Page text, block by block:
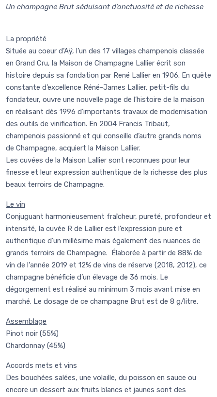
Un champagne Brut séduisant d’onctuosité et de richesse
La propriété
Située au coeur d’Aÿ, l’un des 17 villages champenois classée
en Grand Cru, la Maison de Champagne Lallier écrit son
histoire depuis sa fondation par René Lallier en 1906. En quête
constante d’excellence Réné-James Lallier, petit-fils du
fondateur, ouvre une nouvelle page de l’histoire de la maison
en réalisant dès 1996 d’importants travaux de modernisation
des outils de vinification. En 2004 Francis Tribaut,
champenois passionné et qui conseille d’autre grands noms
de Champagne, acquiert la Maison Lallier.
Les cuvées de la Maison Lallier sont reconnues pour leur
finesse et leur expression authentique de la richesse des plus
beaux terroirs de Champagne.
Le vin
Conjuguant harmonieusement fraîcheur, pureté, profondeur et
intensité, la cuvée R de Lallier est l’expression pure et
authentique d’un millésime mais également des nuances de
grands terroirs de Champagne. Élaborée à partir de 88% de
vin de l'année 2019 et 12% de vins de réserve (2018, 2012), ce
champagne bénéficie d’un élevage de 36 mois. Le
dégorgement est réalisé au minimum 3 mois avant mise en
marché. Le dosage de ce champagne Brut est de 8 g/litre.
Assemblage
Pinot noir (55%)
Chardonnay (45%)
Accords mets et vins
Des bouchées salées, une volaille, du poisson en sauce ou
encore un dessert aux fruits blancs et jaunes sont des